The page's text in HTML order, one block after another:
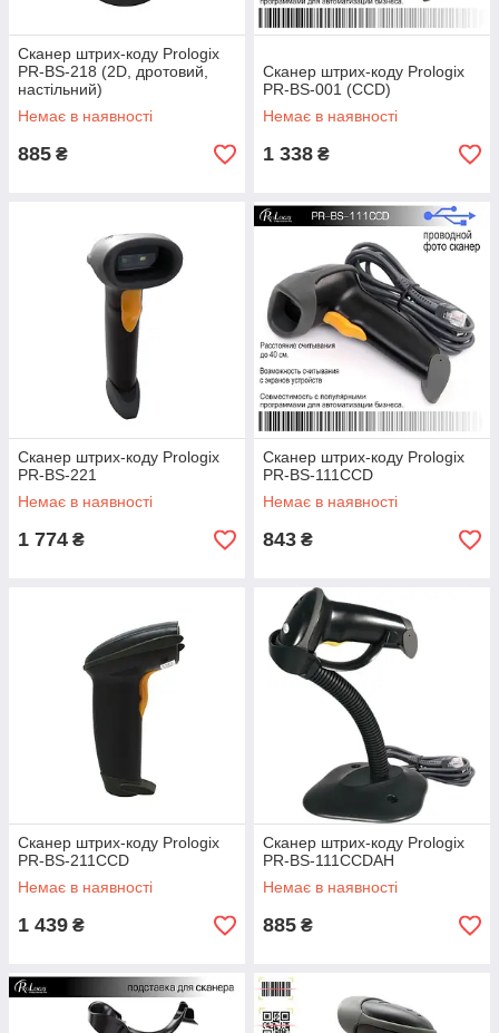
Сканер штрих-коду Prologix
PR-BS-218 (2D, дротовий,
настільний)
Немає в наявності
885 ₴
Сканер штрих-коду Prologix
PR-BS-001 (CCD)
Немає в наявності
1 338 ₴
Сканер штрих-коду Prologix
PR-BS-221
Немає в наявності
1 774 ₴
Сканер штрих-коду Prologix
PR-BS-111CCD
Немає в наявності
843 ₴
Сканер штрих-коду Prologix
PR-BS-211CCD
Немає в наявності
1 439 ₴
Сканер штрих-коду Prologix
PR-BS-111CCDAH
Немає в наявності
885 ₴